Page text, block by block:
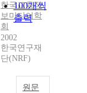
100개씩
출력
한국교육정
보미디어학
회
2002
한국연구재
단(NRF)
원문